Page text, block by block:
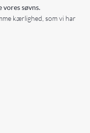
søvns.
kærlighed, som vi har